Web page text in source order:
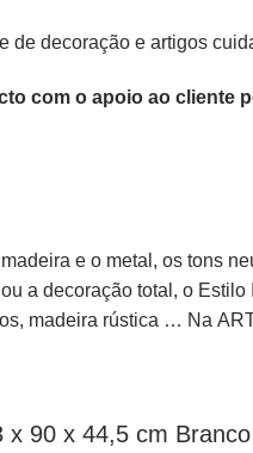
de decoração e artigos
com o apoio ao cliente
e o metal, os tons
a decoração total, o Estilo
madeira rústica … Na
x 90 x 44,5 cm Branco